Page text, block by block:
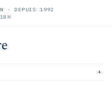
· DEPUIS 1992